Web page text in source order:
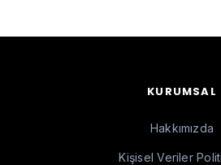
KURUMSAL
Hakkımızda
Kişisel Veriler